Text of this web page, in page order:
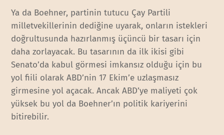
Ya da Boehner, partinin tutucu Çay Partili
milletvekillerinin dediğine uyarak, onların istekleri
doğrultusunda hazırlanmış üçüncü bir tasarı için
daha zorlayacak. Bu tasarının da ilk ikisi gibi
Senato’da kabul görmesi imkansız olduğu için bu
yol fiili olarak ABD’nin 17 Ekim’e uzlaşmasız
girmesine yol açacak. Ancak ABD’ye maliyeti çok
yüksek bu yol da Boehner’ın politik kariyerini
bitirebilir.